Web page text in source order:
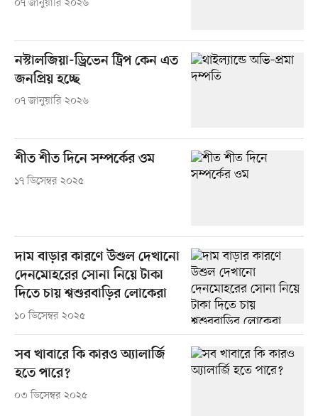
০৭ জানুয়ারি ২০২৬
নস্টালজিয়া-ড্রিভেন ট্রিপ কেন এত
জনপ্রিয় হচ্ছে
০৭ জানুয়ারি ২০২৬
শীত শীত দিনে সম্পর্কের ওম
১৭ ডিসেম্বর ২০২৫
দাম বাড়ার কারণে উশুল দেখানো
দেনমোহরের সোনা নিয়ে টাকা
দিতে চায় শ্বশুরবাড়ির লোকেরা
১০ ডিসেম্বর ২০২৫
সব খাবারে কি কারও অ্যালার্জি
হতে পারে?
০৩ ডিসেম্বর ২০২৫